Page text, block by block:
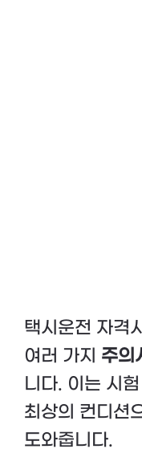
택시운전 자격
여러 가지 주의
니다. 이는 시
최상의 컨디션
도와줍니다.